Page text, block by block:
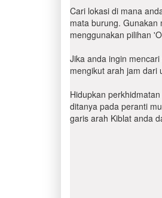
Cari lokasi di mana
mata burung. Gunakan
menggunakan pilihan
Jika anda ingin
mengikut arah jam dari
Hidupkan
ditanya pada peranti
garis arah Kiblat anda